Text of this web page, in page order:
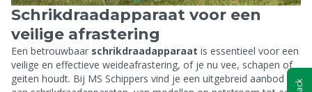
Schrikdraadapparaat voor een
veilige afrastering
Een betrouwbaar schrikdraadapparaat is essentieel voor een
veilige en effectieve weideafrastering, of je nu vee, schapen of
geiten houdt. Bij MS Schippers vind je een uitgebreid aanbod